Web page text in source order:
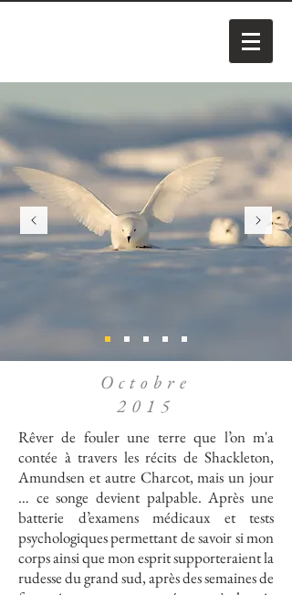
Octobre
2015
Rêver de fouler une terre que l’on m'a
contée à travers les récits de Shackleton,
Amundsen et autre Charcot, mais un jour
… ce songe devient palpable. Après une
batterie d’examens médicaux et tests
psychologiques permettant de savoir si mon
corps ainsi que mon esprit supporteraient la
rudesse du grand sud, après des semaines de